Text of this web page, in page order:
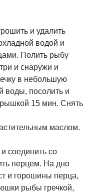
и удалить
водой и
Полить рыбу
и снаружи и
в небольшую
воды, посолить и
15 мин. Снять
маслом.
соединить со
перцем. На дно
и горошины перца,
рыбы гречкой,